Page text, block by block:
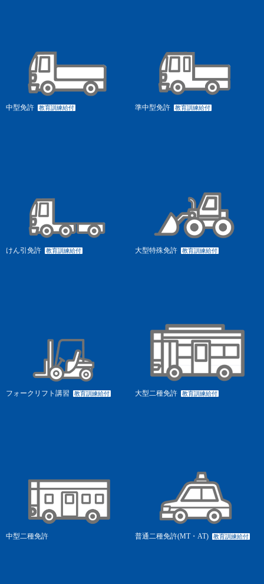
中型免許 教育訓練給付 準中型免許 教育訓練給付
けん引免許 教育訓練給付 大型特殊免許 教育訓練給付
フォークリフト講習 教育訓練給付 大型二種免許 教育訓練給付
中型二種免許 普通二種免許(MT・AT) 教育訓練給付